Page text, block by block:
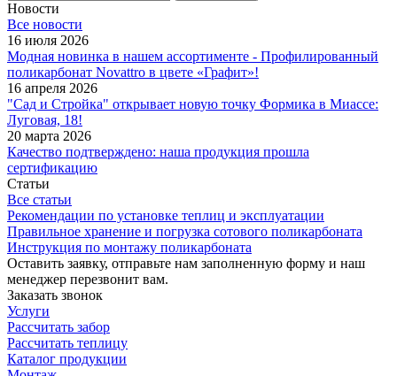
Новости
Все новости
16 июля 2026
Модная новинка в нашем ассортименте - Профилированный
поликарбонат Novattro в цвете «Графит»!
16 апреля 2026
"Сад и Стройка" открывает новую точку Формика в Миассе:
Луговая, 18!
20 марта 2026
Качество подтверждено: наша продукция прошла
сертификацию
Статьи
Все статьи
Рекомендации по установке теплиц и эксплуатации
Правильное хранение и погрузка сотового поликарбоната
Инструкция по монтажу поликарбоната
Оставить заявку, отправьте нам заполненную форму и наш
менеджер перезвонит вам.
Заказать звонок
Услуги
Рассчитать забор
Рассчитать теплицу
Каталог продукции